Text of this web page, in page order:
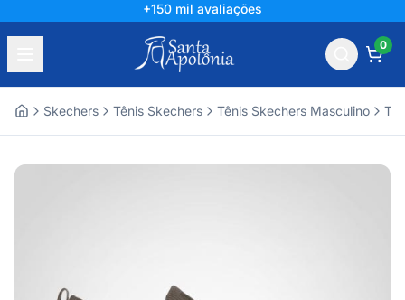
+150 mil avaliações
0
Skechers Tênis Skechers Tênis Skechers Masculino